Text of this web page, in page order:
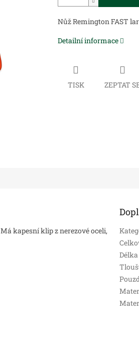
Nůž Remington FAST
Detailní informace
TISK ZEPTAT
Má kapesní klip z nerezové oceli,